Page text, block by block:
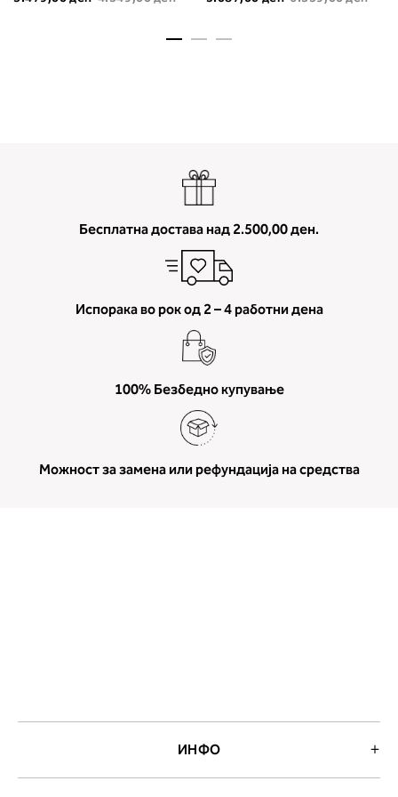
Бесплатна достава над 2.500,00 ден.
Испорака во рок од 2 – 4 работни дена
100% Безбедно купување
Можност за замена или рефундација на средства
ИНФО